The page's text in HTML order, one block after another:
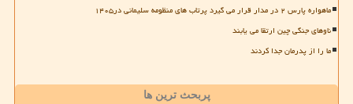
ماهواره پارس ۲ در مدار قرار می گیرد پرتاب های منظومه سلیمانی در۱۴۰۵
ناوهای جنگی چین ارتقا می یابند
ما را از پدرمان جدا کردند
پربحث ترین ها